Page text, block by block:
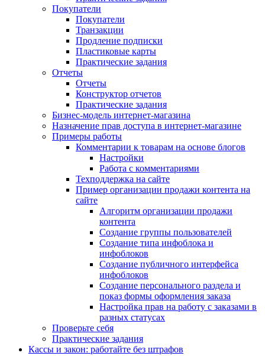
Покупатели
Покупатели
Транзакции
Продление подписки
Пластиковые карты
Практические задания
Отчеты
Отчеты
Конструктор отчетов
Практические задания
Бизнес-модель интернет-магазина
Назначение прав доступа в интернет-магазине
Примеры работы
Комментарии к товарам на основе блогов
Настройки
Работа с комментариями
Техподдержка на сайте
Пример организации продажи контента на
сайте
Алгоритм организации продажи
контента
Создание группы пользователей
Создание типа инфоблока и
инфоблоков
Создание публичного интерфейса
инфоблоков
Создание персонального раздела и
показ формы оформления заказа
Настройка прав на работу с заказами в
разных статусах
Проверьте себя
Практические задания
Кассы и закон: работайте без штрафов